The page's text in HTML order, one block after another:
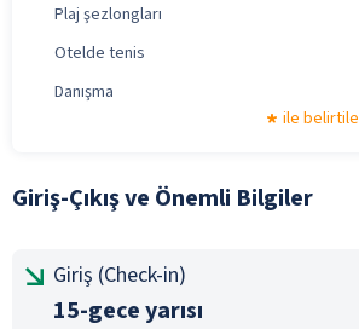
Plaj şezlongları
Otelde tenis
Danışma
ile
Giriş-Çıkış ve Önemli Bilgiler
Giriş (Check-in)
15-gece yarısı